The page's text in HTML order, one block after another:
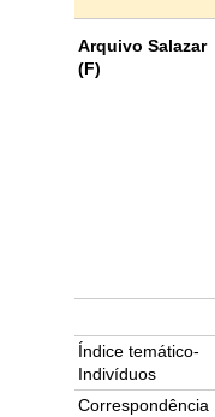
Arquivo Salazar
(F)
Índice temático-
Indivíduos
Correspondência